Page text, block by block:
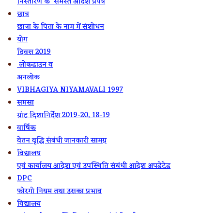
छात्र
छात्रा के पिता के नाम में संशोधन
योग
दिवस 2019
लोकडाउन व
अनलोक
VIBHAGIYA NIYAMAVALI 1997
समसा
ग्रांट दिशानिर्देश 2019-20, 18-19
वार्षिक
वेतन वृद्धि संबंधी जानकारी सामग्र
विद्यालय
एवं कार्यालय आदेश एवं उपस्थिति संबंधी आदेश अपडेटेड
DPC
फोरगो नियम तथा उसका प्रभाव
विद्यालय